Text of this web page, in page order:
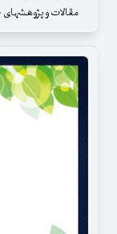
مقالات و پژوهشهای